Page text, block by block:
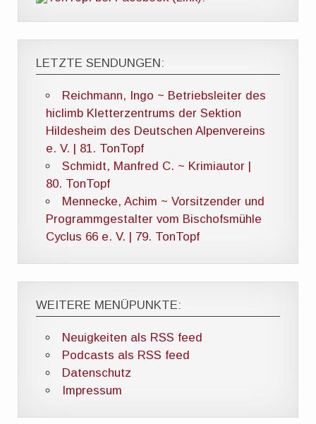
LETZTE SENDUNGEN:
Reichmann, Ingo ~ Betriebsleiter des
hiclimb Kletterzentrums der Sektion
Hildesheim des Deutschen Alpenvereins
e. V. | 81. TonTopf
Schmidt, Manfred C. ~ Krimiautor |
80. TonTopf
Mennecke, Achim ~ Vorsitzender und
Programmgestalter vom Bischofsmühle
Cyclus 66 e. V. | 79. TonTopf
WEITERE MENÜPUNKTE:
Neuigkeiten als RSS feed
Podcasts als RSS feed
Datenschutz
Impressum